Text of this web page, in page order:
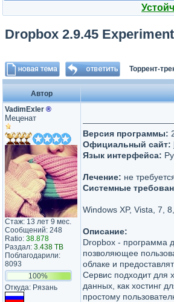
Dropbox 2.9.45
Торрент-
Автор
VadimExler ®
Меценат
Стаж: 13 лет 9 мес.
Сообщений: 248
Ratio: 38.878
Раздал: 3.438 TB
Поблагодарили:
8093
100%
Откуда: Рязань
Версия программы:
Официальный сайт:
Язык интерфейса:
Лечение: не
Системные
Windows XP, Vista, 7,
Описание:
Dropbox - программа
позволяющее
облаке и
Сервис подходит для
данных, как хостинг
простому